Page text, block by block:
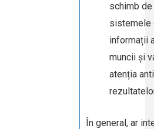
schimb
sistemele
informații
muncii și
atenția
În general, ar